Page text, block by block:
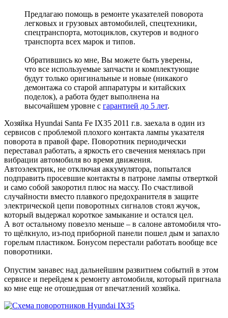
Предлагаю помощь в ремонте указателей поворота
легковых и грузовых автомобилей, спецтехники,
спецтранспорта, мотоциклов, скутеров и водного
транспорта всех марок и типов.
Обратившись ко мне, Вы можете быть уверены,
что все используемые запчасти и комплектующие
будут только оригинальные и новые (никакого
демонтажа со старой аппаратуры и китайских
поделок), а работа будет выполнена на
высочайшем уровне с гарантией до 5 лет.
Хозяйка Hyundai Santa Fe IX35 2011 г.в. заехала в один из
сервисов с проблемой плохого контакта лампы указателя
поворота в правой фаре. Поворотник периодически
переставал работать, а яркость его свечения менялась при
вибрации автомобиля во время движения.
Автоэлектрик, не отключая аккумулятора, попытался
подправить просевшие контакты в патроне лампы отверткой
и само собой закоротил плюс на массу. По счастливой
случайности вместо плавкого предохранителя в защите
электрической цепи поворотных сигналов стоял жучок,
который выдержал короткое замыкание и остался цел.
А вот остальному повезло меньше – в салоне автомобиля что-
то щёлкнуло, из-под приборной панели пошел дым и запахло
горелым пластиком. Бонусом перестали работать вообще все
поворотники.
Опустим занавес над дальнейшим развитием событий в этом
сервисе и перейдем к ремонту автомобиля, который пригнала
ко мне еще не отошедшая от впечатлений хозяйка.